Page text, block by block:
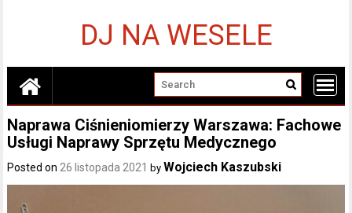
DJ NA WESELE
Naprawa Ciśnieniomierzy Warszawa: Fachowe
Usługi Naprawy Sprzętu Medycznego
Posted on 26 listopada 2021 by Wojciech Kaszubski